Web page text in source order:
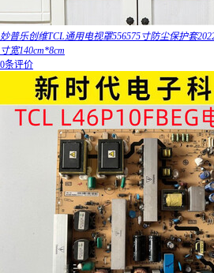
妙普乐创维TCL通用电视罩556575寸防尘保护套
寸宽140cm*8cm
0条评价